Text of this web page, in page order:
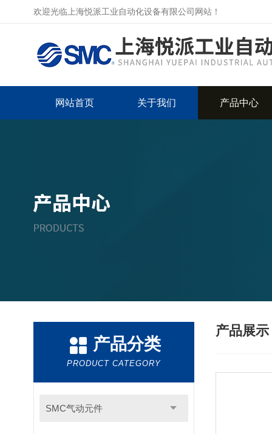
欢迎光临上海悦派工业自动化设备有限公司网站！
网站首页 关于我们 产品中心
产品分类
PRODUCT CATEGORY
SMC气动元件
产品展示